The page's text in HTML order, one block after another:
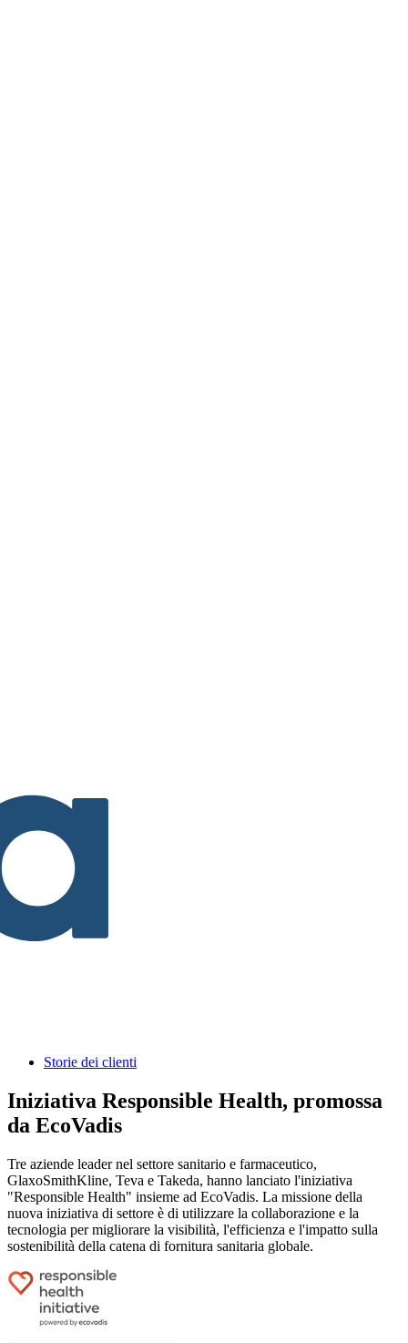
Storie dei clienti
Iniziativa Responsible Health, promossa
da EcoVadis
Tre aziende leader nel settore sanitario e farmaceutico,
GlaxoSmithKline, Teva e Takeda, hanno lanciato l'iniziativa
"Responsible Health" insieme ad EcoVadis. La missione della
nuova iniziativa di settore è di utilizzare la collaborazione e la
tecnologia per migliorare la visibilità, l'efficienza e l'impatto sulla
sostenibilità della catena di fornitura sanitaria globale.